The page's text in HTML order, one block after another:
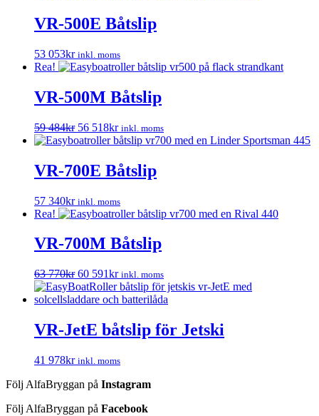
var:
91
är:
85
VR-500E Båtslip
53 053kr inkl. moms
Rea!
VR-500M Båtslip
59 484kr Det
ursprungliga
var:
59
56 518krDet
nuvarande
är:
56
inkl. moms
VR-700E Båtslip
57 340kr inkl. moms
Rea!
VR-700M Båtslip
63 770kr Det
ursprungliga
priset
63
770kr.
60 591krDet
nuvarande
priset
60
591kr.
inkl. moms
VR-JetE båtslip för Jetski
41 978kr inkl. moms
Följ AlfaBryggan på Instagram
Följ AlfaBryggan på Facebook